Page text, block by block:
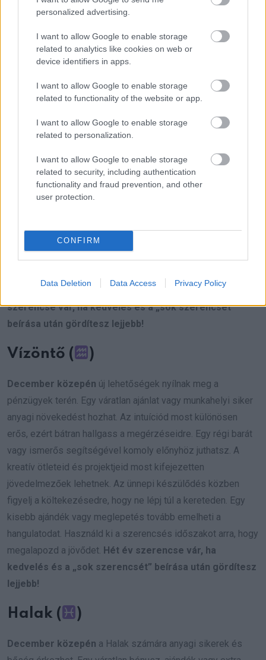
personalized advertising.
I want to allow Google to enable storage
related to analytics like cookies on web or
device identifiers in apps.
I want to allow Google to enable storage
related to functionality of the website or app.
I want to allow Google to enable storage
related to personalization.
I want to allow Google to enable storage
related to security, including authentication
functionality and fraud prevention, and other
user protection.
CONFIRM
Data Deletion Data Access Privacy Policy
elérj. Tartsd szem előtt a hosszú távú terveidet, és oszd
Hét év szerencse vár, ha
kedvelés és a „sok szerencsét” beírása után gördítesz
lejjebb!
Bak ( )
December közepéna Bakok számára az anyagi stabilitás
és a növekedés időszaka következik. Egy régóta húzódó
projekt vagy befektetés végre meghozza a várt eredményt.
A munkahelyeden elért sikerek most pénzügyi elismeréssel
is párosulnak. Fontos, hogy előre tervezz, mert a következő
magadnak és szeretteidnek. Egy kisebb nyeremény vagy
új lehetőségekre, mert a szerencse most támogat.
Hét év
szerencse vár, ha kedvelés és a „sok szerencsét”
beírása után gördítesz lejjebb!
Vízöntő ( )
December közepén új lehetőségek nyílnak meg a
pénzügyek terén. Egy váratlan ajánlat vagy munkahelyi siker
anyagi növekedést hozhat. Az intuíciód most különösen
erős, ezért bátran hallgass a megérzéseidre. Egy régi barát
vagy ismerős segítségével komoly előnyhöz juthatsz. A
kreatív ötleteid és projektjeid most kifejezetten
jövedelmezőek lehetnek. Az ünnepi készülődés közben
figyelj a költekezésedre, hogy ne lépj túl a kereteden. Egy
kisebb ajándék vagy meglepetés tovább emelheti a
hangulatodat. Használd ki a szerencsés időszakot arra, hogy
megalapozd a jövődet. Hét év szerencse vár, ha
kedvelés és a „sok szerencsét” beírása után gördítesz
lejjebb!
Halak ( )
December közepén a Halak számára anyagi sikerek és